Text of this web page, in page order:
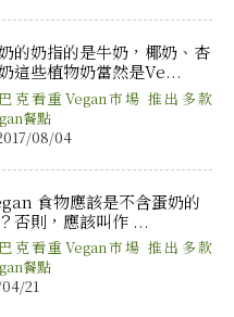
的奶指的是牛奶，椰奶、杏
這些植物奶當然是Ve...
克看重Vegan市場 推出多款
餐點
08/04
食物應該是不含蛋奶的
否則，應該叫作 ...
克看重Vegan市場 推出多款
餐點
21